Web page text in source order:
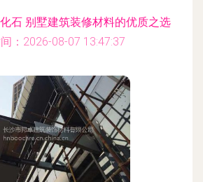
石 别墅建筑装修材料的优质之选
：2026-08-07 13:47:37